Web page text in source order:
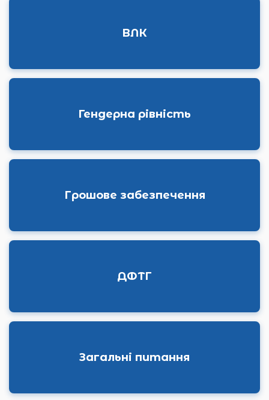
ВЛК
Гендерна рівність
Грошове забезпечення
ДФТГ
Загальні питання